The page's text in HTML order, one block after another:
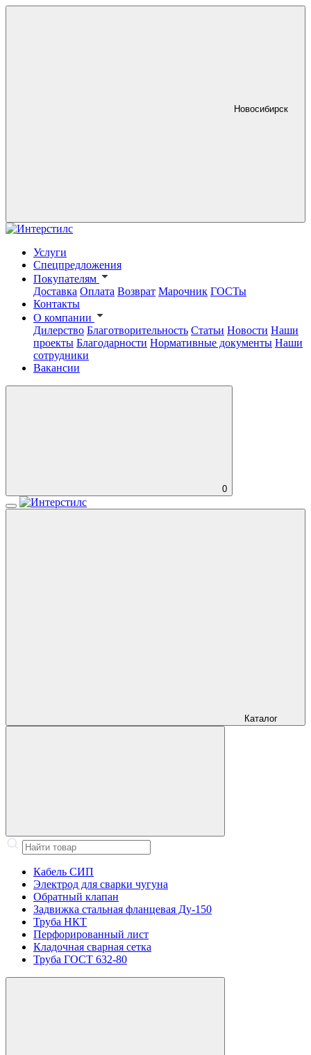
Новосибирск
Услуги
Спецпредложения
Покупателям
Доставка Оплата Возврат Марочник ГОСТы
Контакты
О компании
Дилерство Благотворительность Статьи Новости Наши
проекты Благодарности Нормативные документы Наши
сотрудники
Вакансии
0
Каталог
Кабель СИП
Электрод для сварки чугуна
Обратный клапан
Задвижка стальная фланцевая Ду-150
Труба НКТ
Перфорированный лист
Кладочная сварная сетка
Труба ГОСТ 632-80